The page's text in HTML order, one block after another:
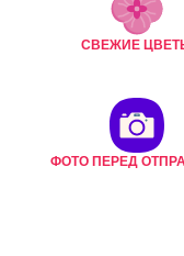
СВЕЖИЕ
ФОТО ПЕРЕД